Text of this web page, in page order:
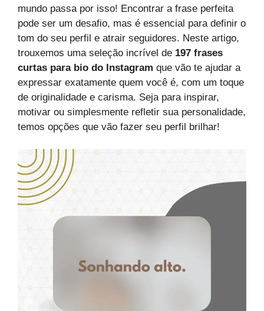
mundo passa por isso! Encontrar a frase perfeita
pode ser um desafio, mas é essencial para definir o
tom do seu perfil e atrair seguidores. Neste artigo,
trouxemos uma seleção incrível de 197 frases
curtas para bio do Instagram que vão te ajudar a
expressar exatamente quem você é, com um toque
de originalidade e carisma. Seja para inspirar,
motivar ou simplesmente refletir sua personalidade,
temos opções que vão fazer seu perfil brilhar!